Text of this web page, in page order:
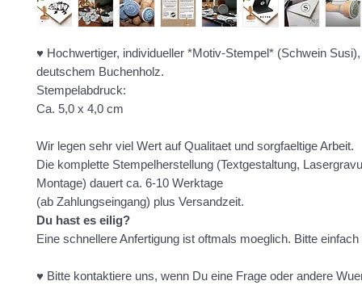
♥ Hochwertiger, individueller *Motiv-Stempel* (Schwein
deutschem Buchenholz.
Stempelabdruck:
Ca. 5,0 x 4,0 cm
Wir legen sehr viel Wert auf Qualitaet und sorgfaeltige Arbeit.
Die komplette Stempelherstellung (Textgestaltung,
Montage) dauert ca. 6-10 Werktage
(ab Zahlungseingang) plus Versandzeit.
Du hast es eilig?
Eine schnellere Anfertigung ist oftmals moeglich. Bitte
♥ Bitte kontaktiere uns, wenn Du eine Frage oder andere